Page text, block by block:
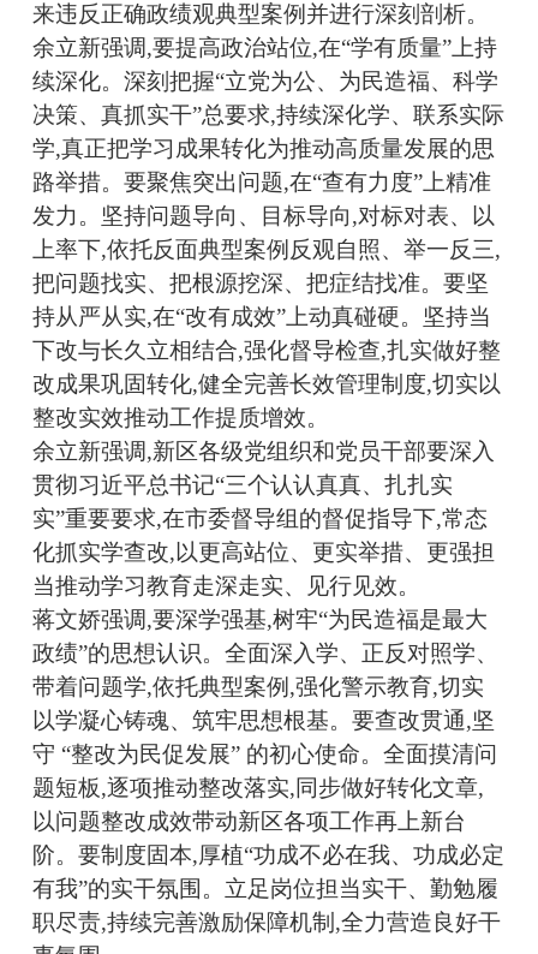
来违反正确政绩观典型案例并进行深刻剖析。
余立新强调,要提高政治站位,在“学有质量”上持
续深化。 深刻把握“立党为公、为民造福、科学
决策、真抓实干”总要求,持续深化学、联系实际
学,真正把学习成果转化为推动高质量发展的思
路举措。 要聚焦突出问题,在“查有力度”上精准
发力。
坚持问题导向、目标导向,对标对表、 以
上率下,依托反面典型案例反观自照、举一反三,
把问题找实、把根源挖深、把症结找准。 要坚
持从严从实,在“改有成效”上动真碰硬。
坚持当
下改与长久立相结合,强化督导检查,扎实做好整
改成果巩固转化,健全完善长效管理制度,切实以
整改实效推动工作提质增效。
余立新强调,新区各级党组织和党员干部要深入
贯彻习近平总书记“三个认认真真、扎扎实
实”重要要求,在市委督导组的督促指导下,常态
化抓实学查改,以更高站位、更实举措、更强担
当推动学习教育走深走实、见行见效。
蒋文娇强调,要深学强基,树牢“为民造福是最大
政绩”的思想认识。 全面深入学、正反对照学、
带着问题学,依托典型案例,强化警示教育,切实
以学凝心铸魂、筑牢思想根基。 要查改贯通,坚
守 “整改为民促发展” 的初心使命。 全面摸清问
题短板,逐项推动整改落实,同步做好转化文章,
以问题整改成效带动新区各项工作再上新台
阶。 要制度固本,厚植“功成不必在我、功成必定
有我”的实干氛围。 立足岗位担当实干、勤勉履
职尽责,持续完善激励保障机制,全力营造良好干